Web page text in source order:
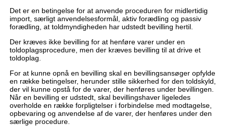
Det er en betingelse for at anvende proceduren for midlertidig
import, særligt anvendelsesformål, aktiv forædling og passiv
forædling, at toldmyndigheden har udstedt bevilling hertil.
Der kræves ikke bevilling for at henføre varer under en
toldoplagsprocedure, men der kræves bevilling til at drive et
toldoplag.
For at kunne opnå en bevilling skal en bevillingsansøger opfylde
en række betingelser, herunder stille sikkerhed for den toldskyld,
der vil kunne opstå for de varer, der henføres under bevillingen.
Når en bevilling er udstedt, skal bevillingshaver ligeledes
overholde en række forpligtelser i forbindelse med modtagelse,
opbevaring og anvendelse af de varer, der henføres under den
særlige procedure.